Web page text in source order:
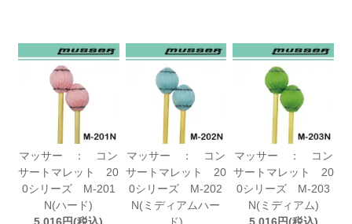
マッサー ： コン
サートマレット 20
0シリーズ M-201
N(ハード)
マッサー ： コン
サートマレット 20
0シリーズ M-202
N(ミディアムハー
マッサー ： コン
サートマレット 20
0シリーズ M-203
N(ミディアム)